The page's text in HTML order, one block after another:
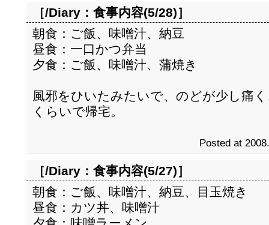
［/Diary： 食事内容(5/28)］
朝食：ご飯、味噌汁、納豆
昼食：一口かつ弁当
夕食：ご飯、味噌汁、蒲焼き
風邪をひいたみたいで、のどが少し痛
くらいで帰宅。
Posted at
［/Diary： 食事内容(5/27)］
朝食：ご飯、味噌汁、納豆、目玉焼き
昼食：カツ丼、味噌汁